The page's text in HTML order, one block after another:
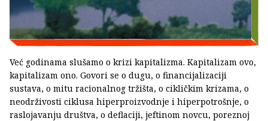
Već godinama slušamo o krizi kapitalizma. Kapitalizam ovo,
kapitalizam ono. Govori se o dugu, o financijalizaciji
sustava, o mitu racionalnog tržišta, o cikličkim krizama, o
neodrživosti ciklusa hiperproizvodnje i hiperpotrošnje, o
raslojavanju društva, o deflaciji, jeftinom novcu, poreznoj